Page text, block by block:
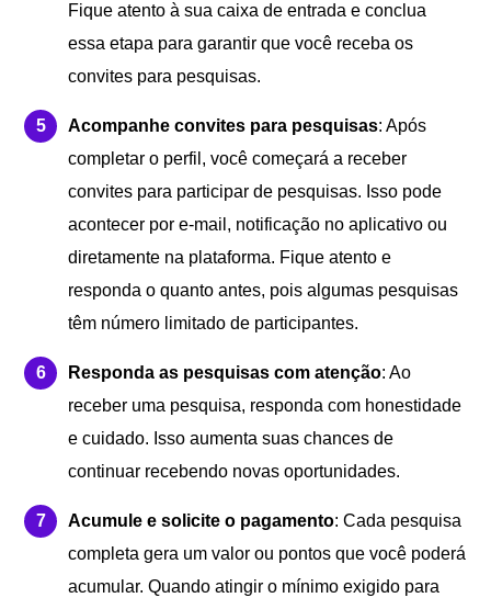
Fique atento à sua caixa de entrada e conclua
essa etapa para garantir que você receba os
convites para pesquisas.
Acompanhe convites para pesquisas: Após
completar o perfil, você começará a receber
convites para participar de pesquisas. Isso pode
acontecer por e-mail, notificação no aplicativo ou
diretamente na plataforma. Fique atento e
responda o quanto antes, pois algumas pesquisas
têm número limitado de participantes.
Responda as pesquisas com atenção: Ao
receber uma pesquisa, responda com honestidade
e cuidado. Isso aumenta suas chances de
continuar recebendo novas oportunidades.
Acumule e solicite o pagamento: Cada pesquisa
completa gera um valor ou pontos que você poderá
acumular. Quando atingir o mínimo exigido para